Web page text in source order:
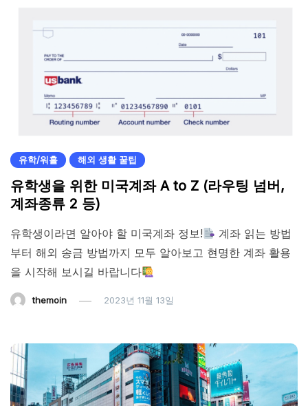
유학/워홀 해외 생활 꿀팁
유학생을 위한 미국계좌 A to Z (라우팅 넘버,
계좌종류 2 등)
유학생이라면 알아야 할 미국계좌 정보!
계좌 읽는 방법
부터 해외 송금 방법까지 모두 알아보고 현명한 계좌 활용
을 시작해 보시길 바랍니다
themoin 2023년 11월 13일